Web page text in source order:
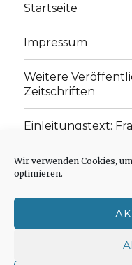
Wir verwenden Cookies,
optimieren.
Startseite
Impressum
Weitere
Zeitschriften
Einleitungstext:
„schwachen
Cookie-Richtlinie